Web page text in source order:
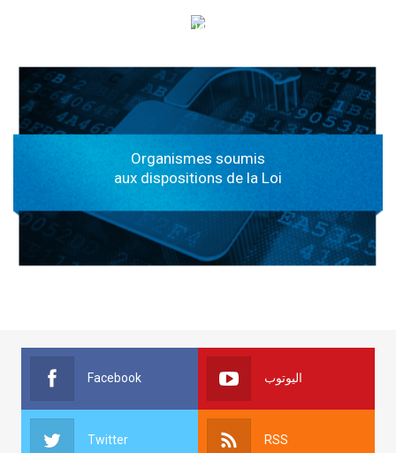
الهياكل الخاضعة لقانون النفاذ إلى المعلومة
Organismes soumis
aux dispositions de la Loi
Facebook اليوتوب
Twitter RSS